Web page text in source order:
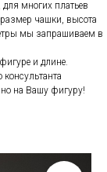
многих платьев
чашки, высота
мы запрашиваем в
и длине.
на Вашу фигуру!